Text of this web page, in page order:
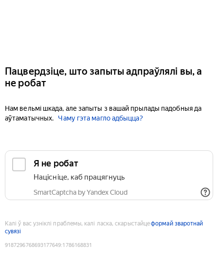
Пацвердзіце, што запыты адпраўлялі вы, а
не робат
Нам вельмі шкада, але запыты з вашай прылады падобныя да
аўтаматычных.
Чаму гэта магло адбыцца?
Я не робат
Націсніце, каб працягнуць
SmartCaptcha by Yandex Cloud
Калі ў вас узніклі праблемы, калі ласка, скарыстайцеформай зваротнай
сувязі
9187296768693177649:1786168831